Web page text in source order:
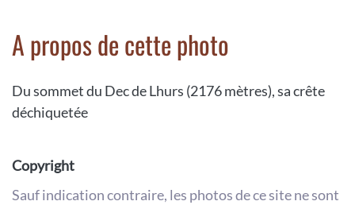
A propos de cette photo
Du sommet du Dec de Lhurs (2176 mètres), sa crête
déchiquetée
Copyright
Sauf indication contraire, les photos de ce site ne sont